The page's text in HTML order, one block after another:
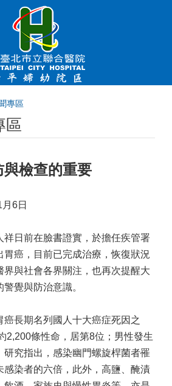
專區
區
檢查的重要
6日
祥日前在臉書證實，於擔任疾管署
胃癌，目前已完成治療，恢復狀況
界與社會各界關注，也再次提醒大
覺與防治意識。
癌長期名列國人十大癌症死因之
2,200條性命，居第8位；男性發生
研究指出，感染幽門螺旋桿菌者罹
感染者的六倍，此外，高鹽、醃漬